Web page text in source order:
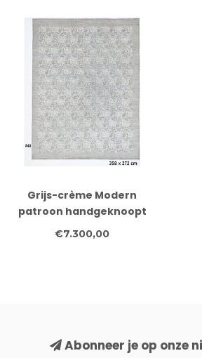
Grijs-crème Modern
patroon handgeknoopt
wollen vloerkleed – 358
€7.300,00
Abonneer je op onze